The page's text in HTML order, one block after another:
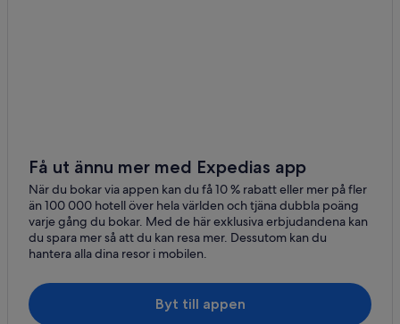
Få ut ännu mer med Expedias app
När du bokar via appen kan du få 10 % rabatt eller mer på fler
än 100 000 hotell över hela världen och tjäna dubbla poäng
varje gång du bokar. Med de här exklusiva erbjudandena kan
du spara mer så att du kan resa mer. Dessutom kan du
hantera alla dina resor i mobilen.
Byt till appen